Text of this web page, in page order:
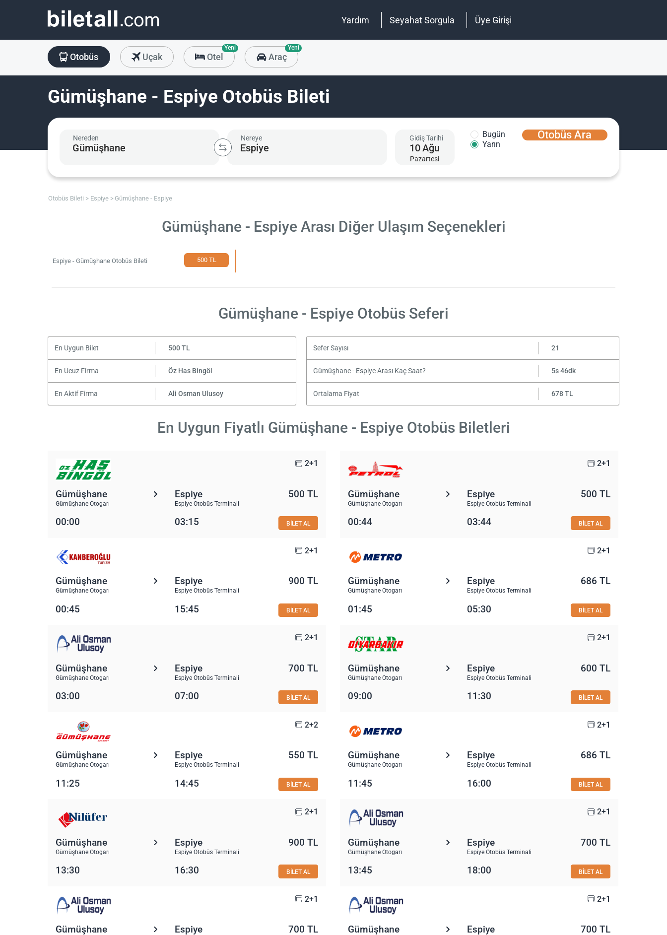
Yardım Seyahat Sorgula Üye Girişi
Otobüs Uçak Otel
Yeni
Araç
Yeni
Gümüşhane - Espiye Otobüs Bileti
Nereden Nereye Gidiş Tarihi
10Ağu
Pazartesi
Bugün
Yarın
Otobüs Ara
Otobüs Bileti Espiye Gümüşhane - Espiye
Gümüşhane - Espiye Arası Diğer Ulaşım Seçenekleri
Espiye - Gümüşhane Otobüs Bileti 500 TL
Gümüşhane - Espiye Otobüs Seferi
En Uygun Bilet 500 TL Sefer Sayısı 21
En Ucuz Firma Öz Has Bingöl Gümüşhane - Espiye Arası Kaç Saat? 5s 46dk
En Aktif Firma Ali Osman Ulusoy Ortalama Fiyat 678 TL
En Uygun Fiyatlı Gümüşhane - Espiye Otobüs Biletleri
2+1
Gümüşhane
Gümüşhane Otogarı
Espiye
Espiye Otobüs Terminali
500 TL
00:00 03:15 BİLET AL
2+1
Gümüşhane
Gümüşhane Otogarı
Espiye
Espiye Otobüs Terminali
500 TL
00:44 03:44 BİLET AL
2+1
Gümüşhane
Gümüşhane Otogarı
Espiye
Espiye Otobüs Terminali
900 TL
00:45 15:45 BİLET AL
2+1
Gümüşhane
Gümüşhane Otogarı
Espiye
Espiye Otobüs Terminali
686 TL
01:45 05:30 BİLET AL
2+1
Gümüşhane
Gümüşhane Otogarı
Espiye
Espiye Otobüs Terminali
700 TL
03:00 07:00 BİLET AL
2+1
Gümüşhane
Gümüşhane Otogarı
Espiye
Espiye Otobüs Terminali
600 TL
09:00 11:30 BİLET AL
2+2
Gümüşhane
Gümüşhane Otogarı
Espiye
Espiye Otobüs Terminali
550 TL
11:25 14:45 BİLET AL
2+1
Gümüşhane
Gümüşhane Otogarı
Espiye
Espiye Otobüs Terminali
686 TL
11:45 16:00 BİLET AL
2+1
Gümüşhane
Gümüşhane Otogarı
Espiye
Espiye Otobüs Terminali
900 TL
13:30 16:30 BİLET AL
2+1
Gümüşhane
Gümüşhane Otogarı
Espiye
Espiye Otobüs Terminali
700 TL
13:45 18:00 BİLET AL
2+1
Gümüşhane Espiye 700 TL
2+1
Gümüşhane Espiye 700 TL